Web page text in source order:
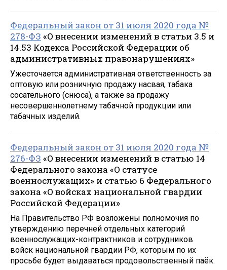
Федеральный закон от 31 июля 2020 года №
278-ФЗ «О внесении изменений в статьи 3.5 и
14.53 Кодекса Российской Федерации об
административных правонарушениях»
Ужесточается административная ответственность за
оптовую или розничную продажу насвая, табака
сосательного (снюса), а также за продажу
несовершеннолетнему табачной продукции или
табачных изделий.
Федеральный закон от 31 июля 2020 года №
276-ФЗ «О внесении изменений в статью 14
Федерального закона «О статусе
военнослужащих» и статью 6 Федерального
закона «О войсках национальной гвардии
Российской Федерации»
На Правительство РФ возложены полномочия по
утверждению перечней отдельных категорий
военнослужащих-контрактников и сотрудников
войск национальной гвардии РФ, которым по их
просьбе будет выдаваться продовольственный паёк.